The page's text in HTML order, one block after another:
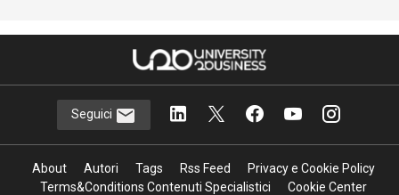
Seguici
About Autori Tags Rss Feed
Privacy e Cookie Policy
Terms&Conditions Contenuti Specialistici
Cookie Center